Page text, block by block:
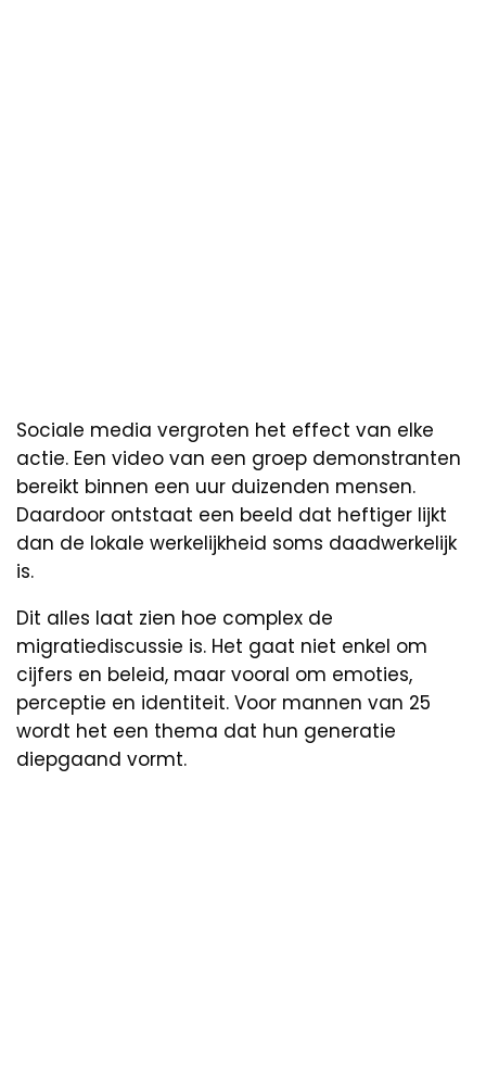
Sociale media vergroten het effect van elke
actie. Een video van een groep demonstranten
bereikt binnen een uur duizenden mensen.
Daardoor ontstaat een beeld dat heftiger lijkt
dan de lokale werkelijkheid soms daadwerkelijk
is.
Dit alles laat zien hoe complex de
migratiediscussie is. Het gaat niet enkel om
cijfers en beleid, maar vooral om emoties,
perceptie en identiteit. Voor mannen van 25
wordt het een thema dat hun generatie
diepgaand vormt.